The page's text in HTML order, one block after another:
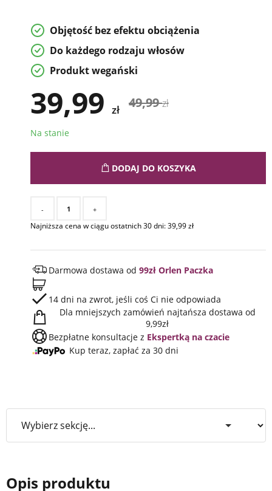
Objętość bez efektu obciążenia
Do każdego rodzaju włosów
Produkt wegański
39,99 zł 49,99zł
Na stanie
DODAJ DO KOSZYKA
- +
Najniższa cena w ciągu ostatnich 30 dni:39,99zł
Darmowa dostawa od 99zł Orlen Paczka
14 dni na zwrot, jeśli coś Ci nie odpowiada
Dla mniejszych zamówień najtańsza dostawa od
9,99zł
Bezpłatne konsultacje z Ekspertką na czacie
Kup teraz, zapłać za 30 dni
Opis produktu